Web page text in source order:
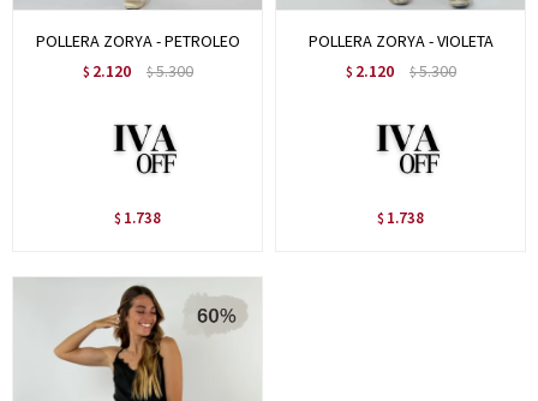
POLLERA ZORYA - PETROLEO
$ 2.120 $5.300
$ 1.738
POLLERA ZORYA - VIOLETA
$ 2.120 $5.300
$ 1.738